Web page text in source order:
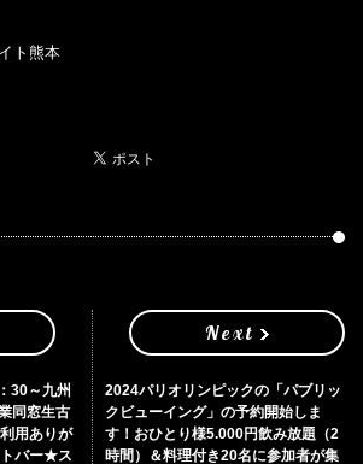
ト熊本
30～九州
同窓生古
用ありが
トバー★ス
Next
2024パリオリンピックの「パブリッ
クビューイング」の予約開始しま
す！おひとり様5.000円飲み放題（2
時間）＆料理付き20名に参加者が集